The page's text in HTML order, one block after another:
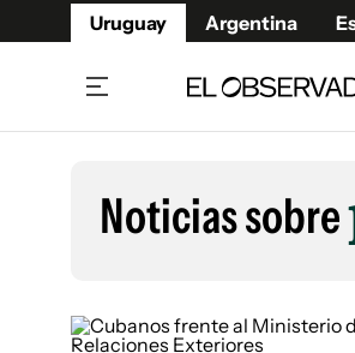
Uruguay Argentina
Beneficios Member
Café y Negocios
Noticias sobre